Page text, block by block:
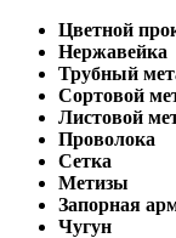
Цветной
Нержавейка
Трубный
Сортовой
Листовой
Проволока
Сетка
Метизы
Запорная
Чугун